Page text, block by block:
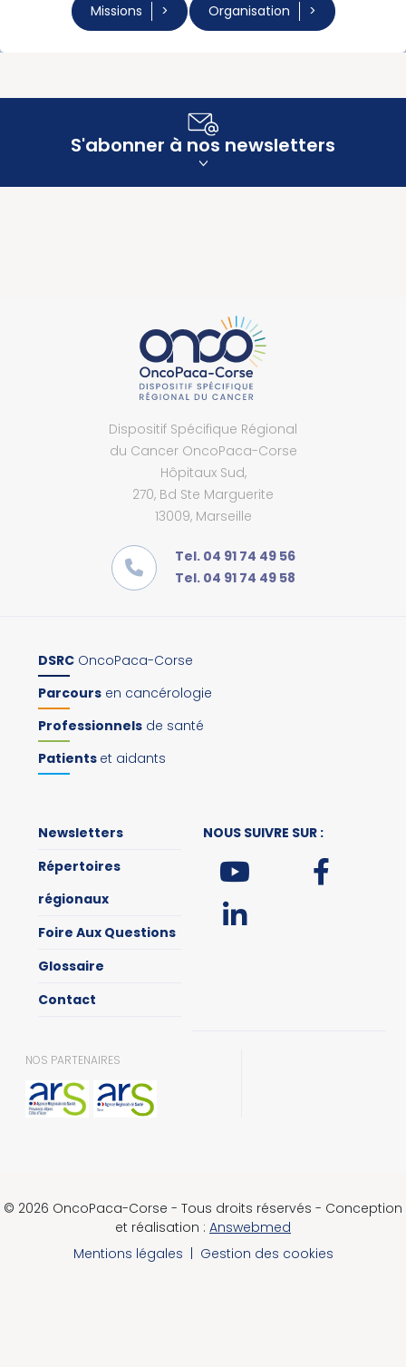
Missions Organisation
S'abonner à nos newsletters
Dispositif Spécifique Régional
du Cancer OncoPaca-Corse
Hôpitaux Sud,
270, Bd Ste Marguerite
13009, Marseille
Tel. 04 91 74 49 56
Tel. 04 91 74 49 58
DSRC OncoPaca-Corse
Parcours en cancérologie
Professionnels de santé
Patients et aidants
Newsletters
Répertoires
régionaux
Foire Aux Questions
Glossaire
Contact
NOUS SUIVRE SUR :
NOS PARTENAIRES
© 2026 OncoPaca-Corse - Tous droits réservés - Conception
et réalisation : Answebmed
Mentions légales
Gestion des cookies